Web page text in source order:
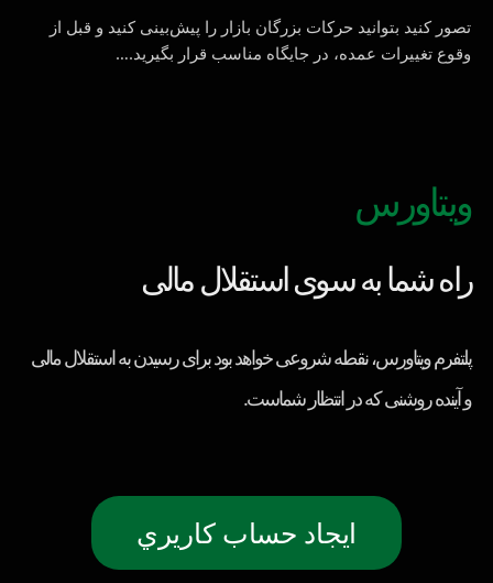
تصور کنید بتوانید حرکات بزرگان بازار را پیش‌بینی کنید و قبل از
وقوع تغییرات عمده، در جایگاه مناسب قرار بگیرید.…
ویتاورس
راه شما به سوی استقلال مالی
پلتفرم ویتاورس، نقطه شروعی خواهد بود برای رسیدن به استقلال مالی
و آینده روشنی که در انتظار شماست.
ايجاد حساب كاريري